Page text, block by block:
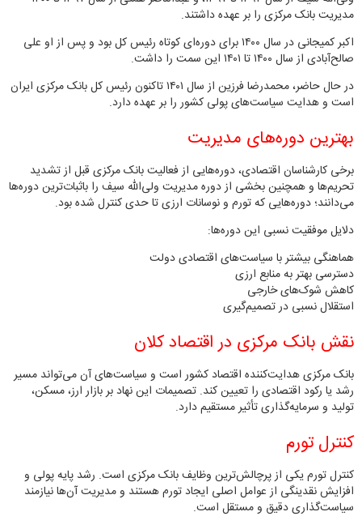
مدیریت بانک مرکزی را بر عهده داشتند.
اکبر کمیجانی در سال ۱۴۰۰ برای دوره‌ای کوتاه رئیس کل بود و پس از او علی
صالح‌آبادی از سال ۱۴۰۰ تا ۱۴۰۱ این سمت را داشت.
در حال حاضر، محمدرضا فرزین از سال ۱۴۰۱ تاکنون رئیس کل بانک مرکزی ایران
است و هدایت سیاست‌های پولی کشور را بر عهده دارد.
بهترین دوره‌های مدیریت
برخی کارشناسان اقتصادی، دوره‌هایی از فعالیت بانک مرکزی قبل از تشدید
تحریم‌ها و همچنین بخشی از دوره مدیریت ولی‌الله سیف را باثبات‌ترین دوره‌ها
می‌دانند؛ دوره‌هایی که تورم و نوسانات ارزی تا حدی کنترل شده بود.
دلایل موفقیت نسبی این دوره‌ها:
هماهنگی بیشتر با سیاست‌های اقتصادی دولت
دسترسی بهتر به منابع ارزی
کاهش شوک‌های خارجی
استقلال نسبی در تصمیم‌گیری
نقش بانک مرکزی در اقتصاد کلان
بانک مرکزی هدایت‌کننده اقتصاد کشور است و سیاست‌های آن می‌تواند مسیر
رشد یا رکود اقتصادی را تعیین کند. تصمیمات این نهاد بر بازار ارز، مسکن،
تولید و سرمایه‌گذاری تأثیر مستقیم دارد.
کنترل تورم
کنترل تورم یکی از پرچالش‌ترین وظایف بانک مرکزی است. رشد پایه پولی و
افزایش نقدینگی از عوامل اصلی ایجاد تورم هستند و مدیریت آن‌ها نیازمند
سیاست‌گذاری دقیق و مستقل است.